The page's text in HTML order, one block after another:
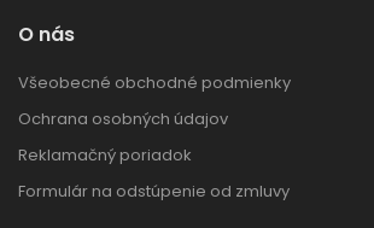
O nás
Všeobecné obchodné podmienky
Ochrana osobných údajov
Reklamačný poriadok
Formulár na odstúpenie od zmluvy